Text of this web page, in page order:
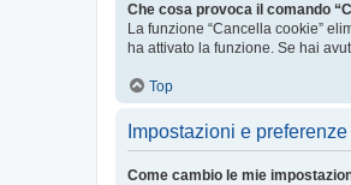
Che cosa provoca il comando
La funzione “Cancella cookie”
ha attivato la funzione. Se hai
Top
Impostazioni e
Come cambio le mie